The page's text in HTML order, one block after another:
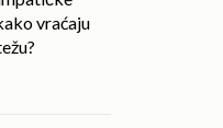
vraćaju